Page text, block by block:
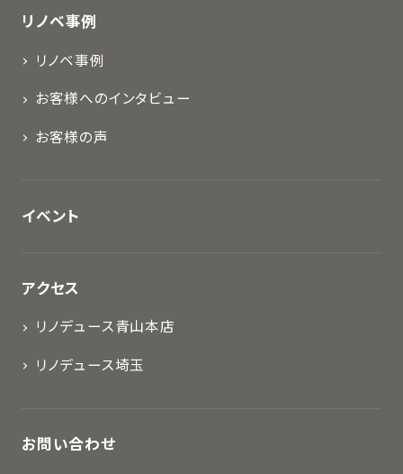
リノベ事例
リノベ事例
お客様へのインタビュー
お客様の声
イベント
アクセス
リノデュース青山本店
リノデュース埼玉
お問い合わせ